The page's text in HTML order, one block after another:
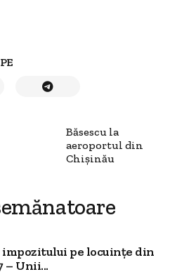
Băsescu la
aeroportul din
Chişinău
impozitului pe locuințe din
– Unii...